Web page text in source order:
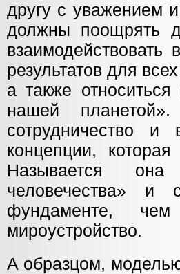
другу с уважением
должны поощрять
результатов для
а также
нашей
сотрудничество
концепции,
Называется
человечества» и
фундаменте, чем
мироустройство.
А образцом,